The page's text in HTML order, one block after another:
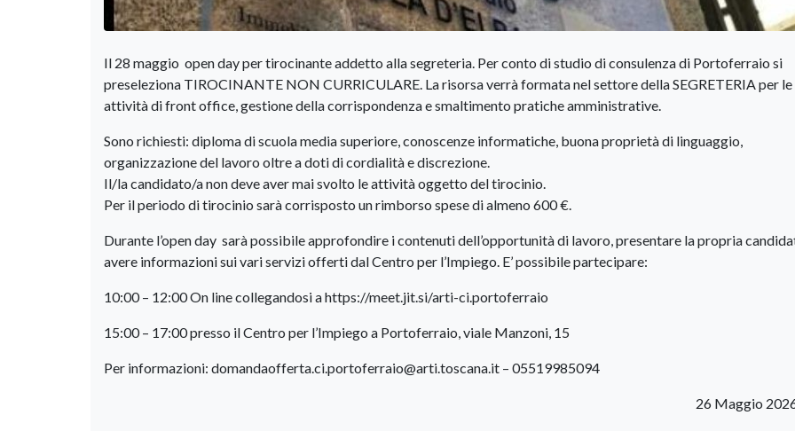
Il 28 maggio open day per tirocinante addetto alla segreteria. Per conto di studio di consulenza di Portoferraio si
preseleziona TIROCINANTE NON CURRICULARE. La risorsa verrà formata nel settore della SEGRETERIA per le
attività di front office, gestione della corrispondenza e smaltimento pratiche amministrative.
Sono richiesti: diploma di scuola media superiore, conoscenze informatiche, buona proprietà di linguaggio,
organizzazione del lavoro oltre a doti di cordialità e discrezione.
Il/la candidato/a non deve aver mai svolto le attività oggetto del tirocinio.
Per il periodo di tirocinio sarà corrisposto un rimborso spese di almeno 600 €.
Durante l’open day sarà possibile approfondire i contenuti dell’opportunità di lavoro, presentare la propria
avere informazioni sui vari servizi offerti dal Centro per l’Impiego. E’ possibile partecipare:
10:00 – 12:00 On line collegandosi a https://meet.jit.si/arti-ci.portoferraio
15:00 – 17:00 presso il Centro per l’Impiego a Portoferraio, viale Manzoni, 15
Per informazioni: domandaofferta.ci.portoferraio@arti.toscana.it – 05519985094
26 Maggio